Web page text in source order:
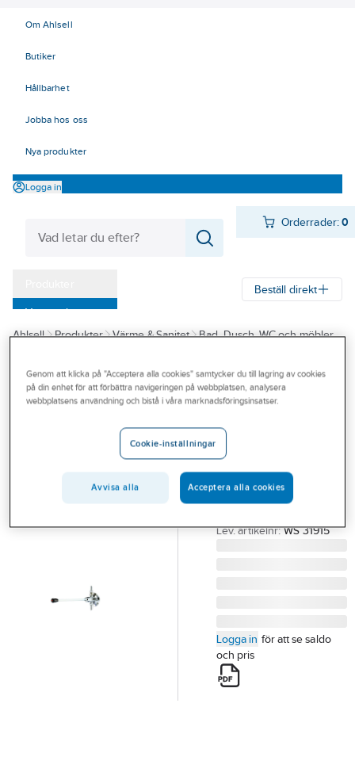
Om Ahlsell
Butiker
Hållbarhet
Jobba hos oss
Nya produkter
Logga in
Orderrader:0
Varumärken
Kampanjer
Outlet
Branscher
Beställ direkt
Ahlsell Produkter Värme & Sanitet
Bad, Dusch, WC och möbler
WESAG AB (VVS
AGENTURER AB)
Knäventil med
SPAKUTSPRÅNG=390M
PRESTO 31915
Lev. artikelnr: WS 31915
Logga in för att se saldo
och pris
Genom att klicka på "Acceptera alla cookies" samtycker du till lagring av cookies
på din enhet för att förbättra navigeringen på webbplatsen, analysera
webbplatsens användning och bistå i våra marknadsföringsinsatser.
Cookie-inställningar
Avvisa alla Acceptera alla cookies